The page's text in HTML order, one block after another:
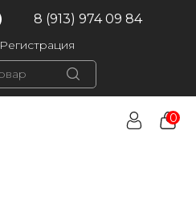
8 (913) 974 09 84
Регистрация
0